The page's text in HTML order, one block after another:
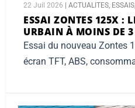
22 Juil 2026 | ACTUALITES ESSAIS
ESSAI ZONTES 125X :
URBAIN À MOINS DE
Essai du nouveau Zontes
écran TFT, ABS,